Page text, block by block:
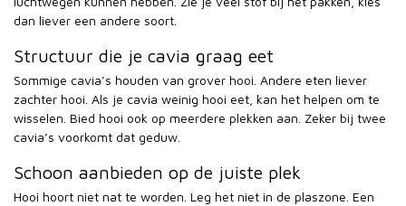
dan liever een andere soort.
Structuur die je cavia graag eet
Sommige cavia’s houden van grover hooi. Andere eten liever
zachter hooi. Als je cavia weinig hooi eet, kan het helpen om te
wisselen. Bied hooi ook op meerdere plekken aan. Zeker bij twee
cavia’s voorkomt dat geduw.
Schoon aanbieden op de juiste plek
Hooi hoort niet nat te worden. Leg het niet in de plaszone. Een